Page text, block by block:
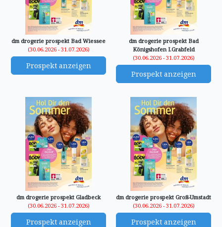
dm drogerie prospekt Bad Wiessee
(30.06.2026 - 31.07.2026)
Prospekt anzeigen
dm drogerie prospekt Bad
Königshofen I.Grabfeld
(30.06.2026 - 31.07.2026)
Prospekt anzeigen
dm drogerie prospekt Gladbeck
(30.06.2026 - 31.07.2026)
Prospekt anzeigen
dm drogerie prospekt Groß-Umstadt
(30.06.2026 - 31.07.2026)
Prospekt anzeigen